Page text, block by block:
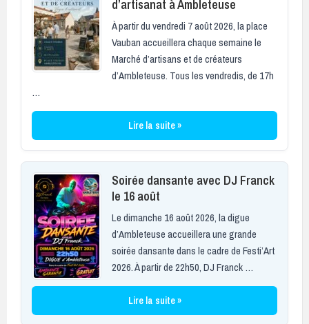
d’artisanat à Ambleteuse
À partir du vendredi 7 août 2026, la place
Vauban accueillera chaque semaine le
Marché d’artisans et de créateurs
d’Ambleteuse. Tous les vendredis, de 17h
…
Lire la suite »
Soirée dansante avec DJ Franck
le 16 août
Le dimanche 16 août 2026, la digue
d’Ambleteuse accueillera une grande
soirée dansante dans le cadre de Festi’Art
2026. À partir de 22h50, DJ Franck …
Lire la suite »